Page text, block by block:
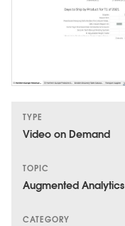
TYPE
Video on Demand
TOPIC
Augmented Analytics
CATEGORY